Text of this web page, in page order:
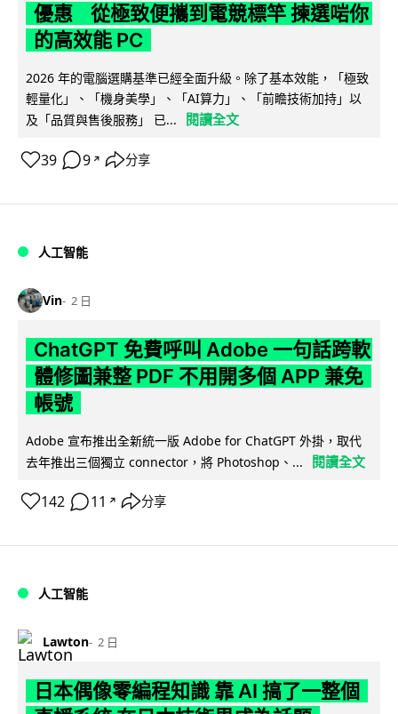
優惠 從極致便攜到電競標竿 揀選啱你
的高效能 PC
2026 年的電腦選購基準已經全面升級。除了基本效能，「極致
輕量化」、「機身美學」、「AI算力」、「前瞻技術加持」以
及「品質與售後服務」 已...
閱讀全文
39 9 ↗ 分享
人工智能
Vin 2 日
ChatGPT 免費呼叫 Adobe 一句話跨軟
體修圖兼整 PDF 不用開多個 APP 兼免
帳號
Adobe 宣布推出全新統一版 Adobe for ChatGPT 外掛，取代
去年推出三個獨立 connector，將 Photoshop、...
閱讀全文
142 11 ↗ 分享
人工智能
Lawton 2 日
日本偶像零編程知識 靠 AI 搞了一整個